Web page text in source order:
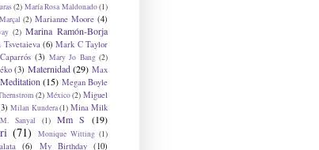
(2) María Rosa Maldonado(1)
(2) Marianne Moore (4)
(2) Marina Ramón-Borja
(6) Mark C Taylor
(3) Mary Jo Bang (2)
(3) Maternidad (29) Max
Meditation (15) Megan Boyle
(2) México (2) Miguel
Milan Kundera(1) Mina Milk
Sanyal (1) Mm S (19)
(71) Monique Witting (1)
(6) My Birthday (10)